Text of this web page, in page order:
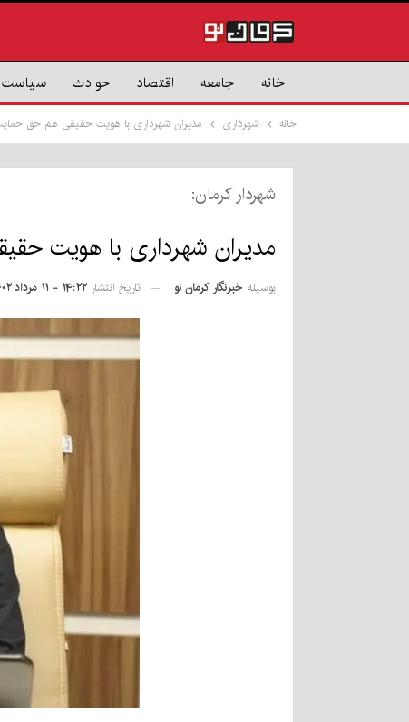
خانه جامعه اقتصاد حوادث سیاست
خانه شهرداری مدیران شهرداری با هویت حقیقی هم حق حمایت
شهردار کرمان:
مدیران شهرداری با هویت
بوسیله خبرنگار کرمان نو تاریخ انتشار ۱۴:۲۲ - ۱۱ مرداد ۱۴۰۲